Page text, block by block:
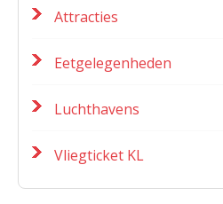
Attracties
Eetgelegenheden
Luchthavens
Vliegticket KL